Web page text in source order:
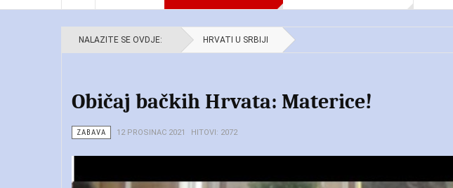
NALAZITE SE OVDJE: HRVATI U SRBIJI
Običaj bačkih Hrvata: Materice!
ZABAVA 12 PROSINAC 2021 HITOVI: 2072